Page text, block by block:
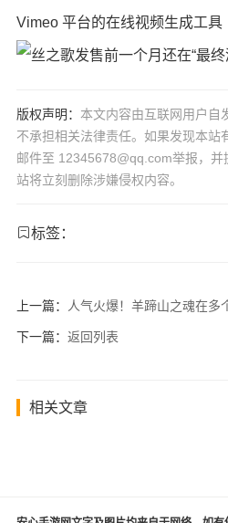
Vimeo 平台的在线视频生成工具
版权声明： 本文内容由互联网用户自
不承担相关法律责任。如果发现本站
邮件至 12345678@qq.com举报，
站将立刻删除涉嫌侵权内容。
标签：
上一篇： 人气火爆！羊蹄山之魂在多个
下一篇： 返回列表
相关文章